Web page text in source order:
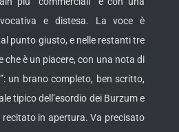
e distesa. La voce è
punto giusto, e nelle restanti tre
che è un piacere, con una nota di
un brano completo, ben scritto,
tipico dell’esordio dei Burzum e
in apertura. Va precisato